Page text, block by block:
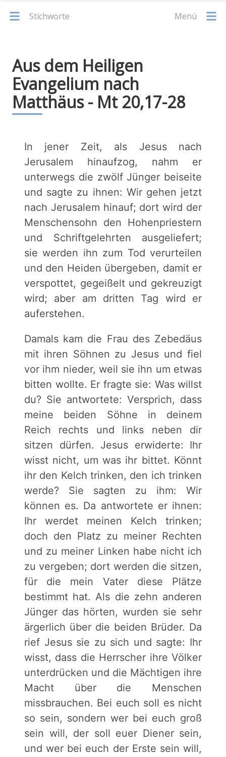
Stichworte Menü
Aus dem Heiligen
Evangelium nach
Matthäus - Mt 20,17-28
In jener Zeit, als Jesus nach
Jerusalem hinaufzog, nahm er
unterwegs die zwölf Jünger beiseite
und sagte zu ihnen: Wir gehen jetzt
nach Jerusalem hinauf; dort wird der
Menschensohn den Hohenpriestern
und Schriftgelehrten ausgeliefert;
sie werden ihn zum Tod verurteilen
und den Heiden übergeben, damit er
verspottet, gegeißelt und gekreuzigt
wird; aber am dritten Tag wird er
auferstehen.
Damals kam die Frau des Zebedäus
mit ihren Söhnen zu Jesus und fiel
vor ihm nieder, weil sie ihn um etwas
bitten wollte. Er fragte sie: Was willst
du? Sie antwortete: Versprich, dass
meine beiden Söhne in deinem
Reich rechts und links neben dir
sitzen dürfen. Jesus erwiderte: Ihr
wisst nicht, um was ihr bittet. Könnt
ihr den Kelch trinken, den ich trinken
werde? Sie sagten zu ihm: Wir
können es. Da antwortete er ihnen:
Ihr werdet meinen Kelch trinken;
doch den Platz zu meiner Rechten
und zu meiner Linken habe nicht ich
zu vergeben; dort werden die sitzen,
für die mein Vater diese Plätze
bestimmt hat. Als die zehn anderen
Jünger das hörten, wurden sie sehr
ärgerlich über die beiden Brüder. Da
rief Jesus sie zu sich und sagte: Ihr
wisst, dass die Herrscher ihre Völker
unterdrücken und die Mächtigen ihre
Macht über die Menschen
missbrauchen. Bei euch soll es nicht
so sein, sondern wer bei euch groß
sein will, der soll euer Diener sein,
und wer bei euch der Erste sein will,